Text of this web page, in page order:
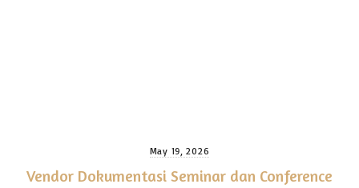
May 19, 2026
Vendor Dokumentasi Seminar dan Conference